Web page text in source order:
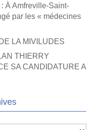
À Amfreville-Saint-
par les « médecines
LA MIVILUDES
THIERRY
SA CANDIDATURE A